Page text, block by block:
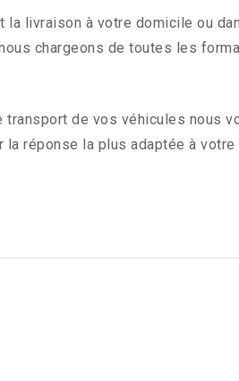
la livraison à votre domicile ou
chargeons de toutes les
transport de vos véhicules nous
réponse la plus adaptée à votre